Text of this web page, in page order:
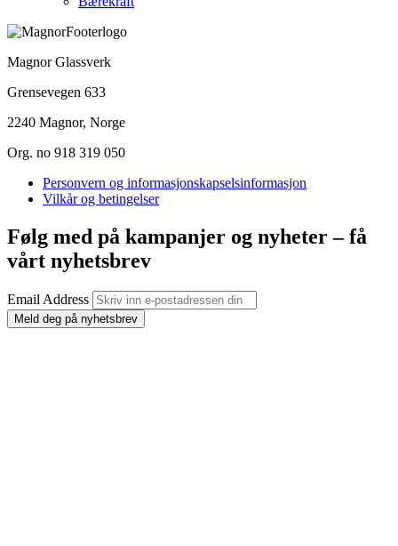
Magnor Glassverk
Grensevegen 633
2240 Magnor, Norge
Org. no 918 319 050
Personvern og informasjonskapselsinformasjon
Vilkår og betingelser
Følg med på kampanjer og nyheter – få
vårt nyhetsbrev
Email Address
Meld deg på nyhetsbrev